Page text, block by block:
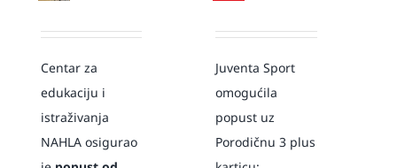
Centar za
edukaciju i
istraživanja
NAHLA osigurao
Juventa Sport
omogućila
popust uz
Porodičnu 3 plus